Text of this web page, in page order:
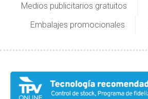
Medios publicitarios gratuitos
Embalajes promocionales